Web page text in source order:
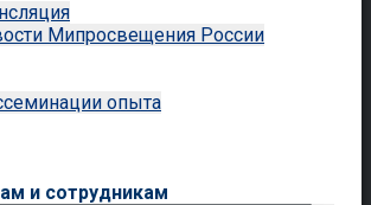
Мипросвещения России
опыта
и сотрудникам